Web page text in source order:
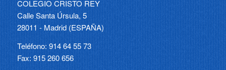
COLEGIO CRISTO REY
Calle Santa Úrsula, 5
28011 - Madrid (ESPAÑA)
Teléfono: 914 64 55 73
Fax: 915 260 656